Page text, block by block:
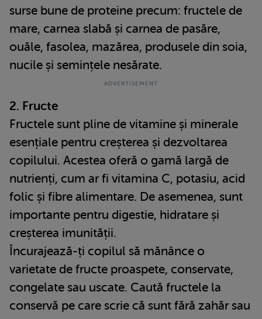
surse bune de proteine precum: fructele de
mare, carnea slabă și carnea de pasăre,
ouăle, fasolea, mazărea, produsele din soia,
nucile și semințele nesărate.
2. Fructe
Fructele sunt pline de vitamine și minerale
esențiale pentru creșterea și dezvoltarea
copilului. Acestea oferă o gamă largă de
nutrienți, cum ar fi vitamina C, potasiu, acid
folic și fibre alimentare. De asemenea, sunt
importante pentru digestie, hidratare și
creșterea imunității.
Încurajează-ți copilul să mănânce o
varietate de fructe proaspete, conservate,
congelate sau uscate. Caută fructele la
conservă pe care scrie că sunt fără zahăr sau